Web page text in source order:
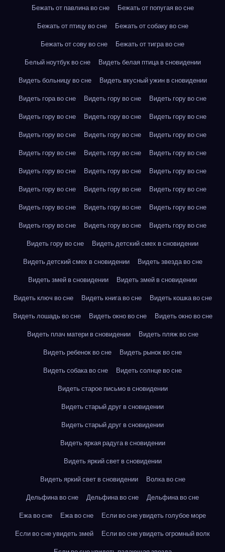
Бежать от павлина во сне
Бежать от попугая во сне
Бежать от птицу во сне
Бежать от собаку во сне
Бежать от сову во сне
Бежать от тигра во сне
Белый ноутбук во сне
Видеть белая птица в сновидении
Видеть больницу во сне
Видеть вкусный ужин в сновидении
Видеть гора во сне
Видеть гору во сне
Видеть гору во сне
Видеть гору во сне
Видеть гору во сне
Видеть гору во сне
Видеть гору во сне
Видеть гору во сне
Видеть гору во сне
Видеть гору во сне
Видеть гору во сне
Видеть гору во сне
Видеть гору во сне
Видеть гору во сне
Видеть гору во сне
Видеть гору во сне
Видеть гору во сне
Видеть гору во сне
Видеть гору во сне
Видеть гору во сне
Видеть гору во сне
Видеть гору во сне
Видеть гору во сне
Видеть гору во сне
Видеть гору во сне
Видеть детский смех в сновидении
Видеть детский смех в сновидении
Видеть звезда во сне
Видеть змей в сновидении
Видеть змей в сновидении
Видеть ключ во сне
Видеть книга во сне
Видеть кошка во сне
Видеть лошадь во сне
Видеть окно во сне
Видеть окно во сне
Видеть плач матери в сновидении
Видеть пляж во сне
Видеть ребенок во сне
Видеть рынок во сне
Видеть собака во сне
Видеть солнце во сне
Видеть старое письмо в сновидении
Видеть старый друг в сновидении
Видеть старый друг в сновидении
Видеть яркая радуга в сновидении
Видеть яркий свет в сновидении
Видеть яркий свет в сновидении
Волка во сне
Дельфина во сне
Дельфина во сне
Дельфина во сне
Ежа во сне
Ежа во сне
Если во сне увидеть голубое море
Если во сне увидеть змей
Если во сне увидеть огромный волк